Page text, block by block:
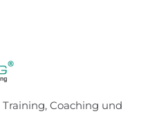
Coaching und